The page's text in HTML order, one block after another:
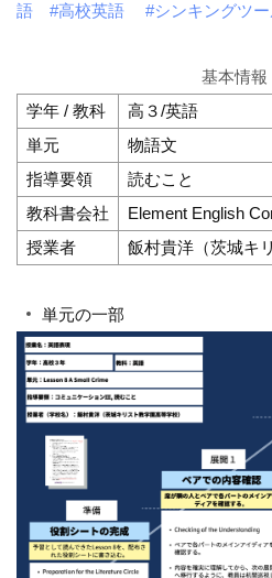
語
#高校英語 #シンキングツ
基本情報
学年 / 教科
高３/英語
単元
物語文
指導要領
読むこと
教科書会社
Element English
授業者
飯村貴洋（茨城キ
単元の一部